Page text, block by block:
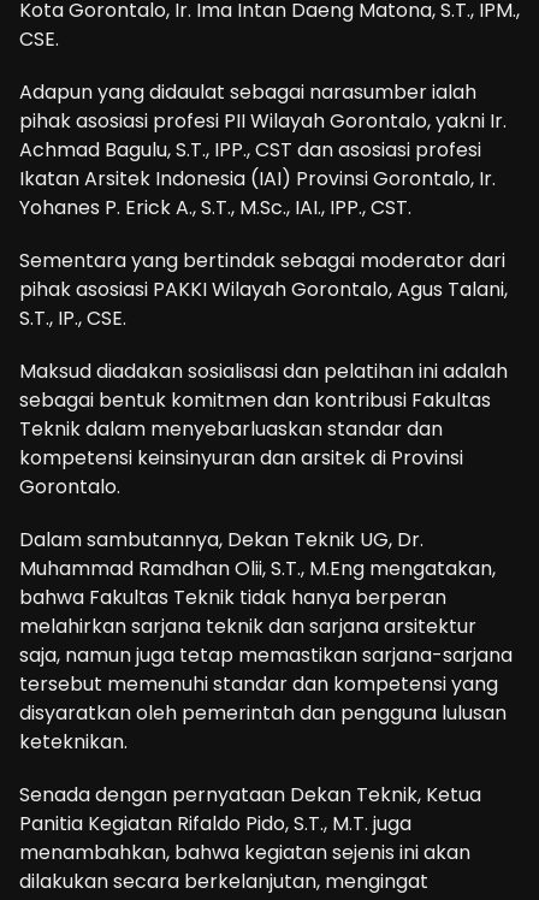
Kota Gorontalo, Ir. Ima Intan Daeng Matona, S.T., IPM.,
CSE.
Adapun yang didaulat sebagai narasumber ialah
pihak asosiasi profesi PII Wilayah Gorontalo, yakni Ir.
Achmad Bagulu, S.T., IPP., CST dan asosiasi profesi
Ikatan Arsitek Indonesia (IAI) Provinsi Gorontalo, Ir.
Yohanes P. Erick A., S.T., M.Sc., IAI., IPP., CST.
Sementara yang bertindak sebagai moderator dari
pihak asosiasi PAKKI Wilayah Gorontalo, Agus Talani,
S.T., IP., CSE.
Maksud diadakan sosialisasi dan pelatihan ini adalah
sebagai bentuk komitmen dan kontribusi Fakultas
Teknik dalam menyebarluaskan standar dan
kompetensi keinsinyuran dan arsitek di Provinsi
Gorontalo.
Dalam sambutannya, Dekan Teknik UG, Dr.
Muhammad Ramdhan Olii, S.T., M.Eng mengatakan,
bahwa Fakultas Teknik tidak hanya berperan
melahirkan sarjana teknik dan sarjana arsitektur
saja, namun juga tetap memastikan sarjana-sarjana
tersebut memenuhi standar dan kompetensi yang
disyaratkan oleh pemerintah dan pengguna lulusan
keteknikan.
Senada dengan pernyataan Dekan Teknik, Ketua
Panitia Kegiatan Rifaldo Pido, S.T., M.T. juga
menambahkan, bahwa kegiatan sejenis ini akan
dilakukan secara berkelanjutan, mengingat